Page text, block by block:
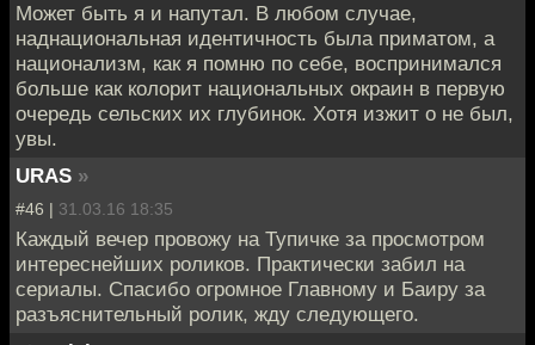
Может быть я и напутал. В любом случае,
наднациональная идентичность была приматом, а
национализм, как я помню по себе, воспринимался
больше как колорит национальных окраин в первую
очередь сельских их глубинок. Хотя изжит о не был,
увы.
URAS »
#46 | 31.03.16 18:35
Каждый вечер провожу на Тупичке за просмотром
интереснейших роликов. Практически забил на
сериалы. Спасибо огромное Главному и Баиру за
разъяснительный ролик, жду следующего.